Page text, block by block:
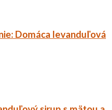
Domáca levanduľová